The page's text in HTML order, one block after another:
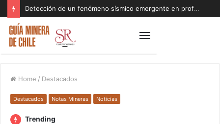
Detección de un fenómeno sísmico emergente en profundidad con riesgos diferentes a los conocidos paraliza Andes Norte
Home / Destacados
Destacados Notas Mineras Noticias
Trending